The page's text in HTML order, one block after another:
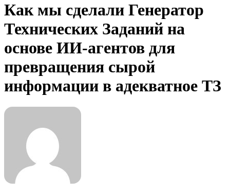
Как мы сделали Генератор
Технических Заданий на
основе ИИ-агентов для
превращения сырой
информации в адекватное ТЗ